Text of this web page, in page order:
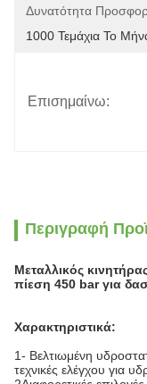
Δυνατότητα
1000 Τεμάχια Το
Επισημαίνω:
Περιγραφή
Μεταλλικός
πίεση 450 bar για
Χαρακτηριστικά:
1- Βελτιωμένη
τεχνικές ελέγχου για